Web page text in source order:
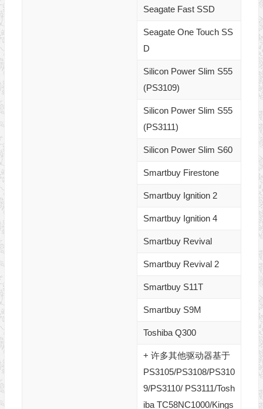
Seagate Fast SSD
Seagate One Touch SS
D
Silicon Power Slim S55
(PS3109)
Silicon Power Slim S55
(PS3111)
Silicon Power Slim S60
Smartbuy Firestone
Smartbuy Ignition 2
Smartbuy Ignition 4
Smartbuy Revival
Smartbuy Revival 2
Smartbuy S11T
Smartbuy S9M
Toshiba Q300
+ 许多其他驱动器基于
PS3105/PS3108/PS310
9/PS3110/ PS3111/Tosh
iba TC58NC1000/Kings